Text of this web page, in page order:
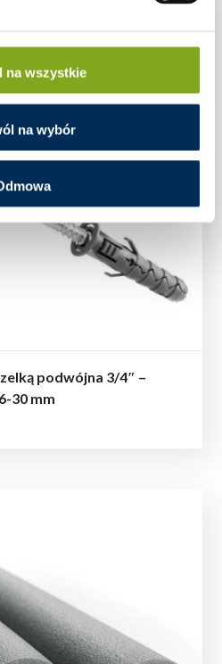
na wszystkie
na wybór
podwójna 3/4″ –
30 mm